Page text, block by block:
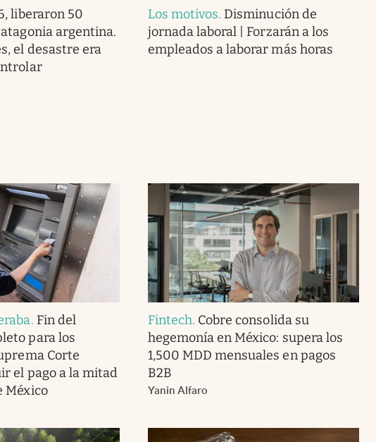
liberaron 50
argentina.
el desastre era
Los motivos. Disminución de
jornada laboral | Forzarán a los
empleados a laborar más horas
. Fin del
para los
Corte
el pago a la mitad
México
Fintech. Cobre consolida su
hegemonía en México: supera los
1,500 MDD mensuales en pagos
B2B
Yanin Alfaro